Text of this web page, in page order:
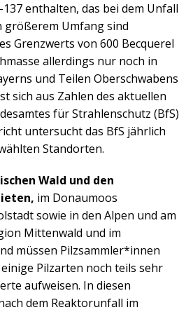
enthalten, das bei dem Unfall
größerem Umfang sind
Grenzwerts von 600 Becquerel
allerdings nur noch in
und Teilen Oberschwabens
sich aus Zahlen des aktuellen
für Strahlenschutz (BfS)
untersucht das BfS jährlich
Standorten.
Wald und den
im Donaumoos
sowie in den Alpen und am
Mittenwald und im
müssen Pilzsammler*innen
Pilzarten noch teils sehr
aufweisen. In diesen
dem Reaktorunfall im